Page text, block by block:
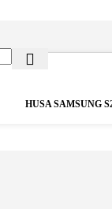
HUSA SAMSUNG